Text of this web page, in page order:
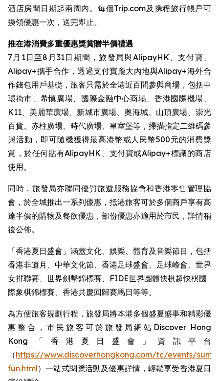
酒店房間日期起兩周內。每個Trip.com及携程旅行帳戶可
換領優惠一次，送完即止。
推在港消費多重優惠獎賞贈半價禮遇
7月1日至8月31日期間，旅發局與AlipayHK、支付寶、
Alipay+攜手合作，透過支付寶龐大內地與Alipay+海外合
作錢包用戶基礎，旅客只需於全港近百間參與商場，包括中
環街市、希慎廣場、國際金融中心商場、香港國際機場、
K11、美麗華廣場、新城市廣場、奧海城、山頂廣場、崇光
百貨、赤柱廣場、時代廣場、皇室堡等，掃描指定二維碼參
與活動，即可隨機獲得最高港幣或人民幣500元的消費獎
賞，於任何貼有AlipayHK、支付寶或Alipay+標識的商店
使用。
同時，旅發局亦聯同優質旅遊服務協會和香港零售管理協
會，於全城推出一系列優惠，抵港旅客可於多個商戶享有高
達半價的購物及餐飲優惠，部份優惠亦適用於市民，詳情稍
後公佈。
「香港夏日盛會」涵蓋文化、娛樂、體育及音樂節目，包括
香港非遺月、中華文化節、香港足球盛會、足球峰會、世界
女排聯賽、世界劍擊錦標賽、FIDE世界團體快棋超快棋國
際象棋錦標賽、香港共慶回歸賽馬日等等。 ​
為方便旅客規劃行程，旅發局將本港多個盛夏盛事和精彩優
惠整合，市民旅客可於旅發局網站Discover Hong
Kong「香港夏日盛會」資訊平台
（https://www.discoverhongkong.com/tc/events/
fun.html）一站式閱覽活動及優惠詳情，輕鬆享受香港夏日